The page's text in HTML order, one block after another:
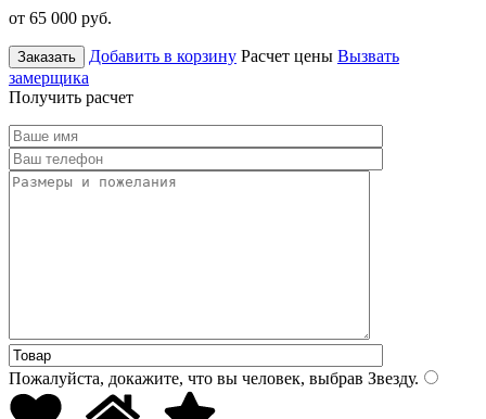
от 65 000 руб.
Заказать Добавить в корзину Расчет цены Вызвать
замерщика
Получить расчет
Пожалуйста, докажите, что вы человек, выбрав Звезду.